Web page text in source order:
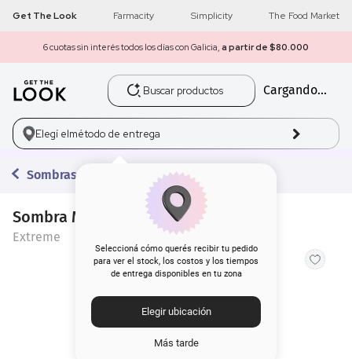
Get The Look Farmacity Simplicity The Food Market
6 cuotas sin interés todos los días con Galicia, a partir de $80.000
Buscar productos
Cargando...
Elegí elmétodo de entrega
Seleccioná cómo querés recibir tu pedido
para ver el stock, los costos y los tiempos
de entrega disponibles en tu zona
Elegir ubicación
Más tarde
Sombras
Sombra Magic Extreme Jelly Gold
Extreme
1 get the look
2 máscara pestañas
3.
5. corrector